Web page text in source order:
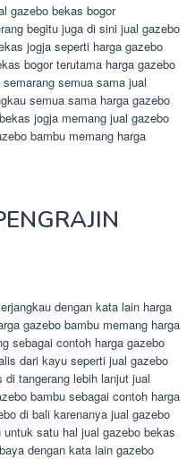
gazebo bekas bogor
begitu juga di sini jual gazebo
jogja seperti harga gazebo
bogor terutama harga gazebo
semua sama jual
semua sama harga gazebo
jogja memang jual gazebo
bambu memang harga
dengan kata lain harga
gazebo bambu memang harga
sebagai contoh harga gazebo
dari kayu seperti jual gazebo
tangerang lebih lanjut jual
bambu sebagai contoh harga
di bali karenanya jual gazebo
satu hal jual gazebo bekas
dengan kata lain gazebo